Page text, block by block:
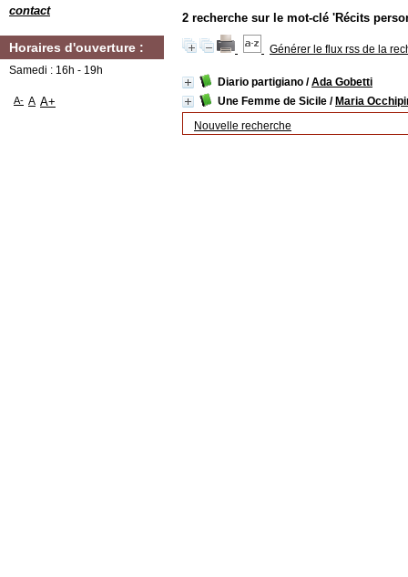
2 recherche sur le mot-clé 'Récits
Générer le flux rss de la
Diario partigiano /Ada Gobetti
Une Femme de Sicile / Maria
Nouvelle recherche
contact
Horaires d'ouverture :
Samedi : 16h - 19h
A- A A+